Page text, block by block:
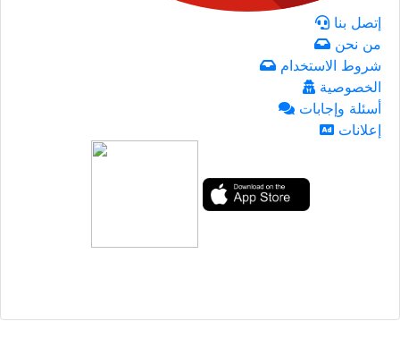
إتصل بنا
من نحن
شروط الاستخدام
الخصوصية
أسئلة وإجابات
إعلانات